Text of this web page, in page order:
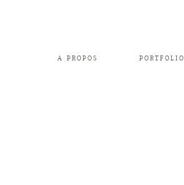
A PROPOS PORTFOLIO